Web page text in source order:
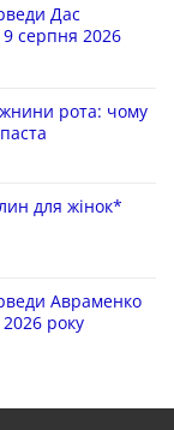
Дас
серпня 2026
рота: чому
для жінок*
Авраменко
року